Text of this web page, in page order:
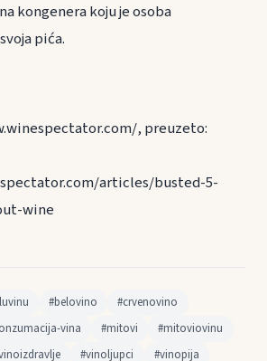
kongenera koju je osoba
pića.
, preuzeto:
articles/busted-5-
wine
#belovino
#crvenovino
vina #mitovi
#mitoviovinu
#vinoljupci
#vinopija